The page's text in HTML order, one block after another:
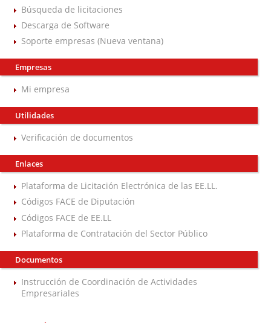
Búsqueda de licitaciones
Descarga de Software
Soporte empresas (Nueva ventana)
Empresas
Mi empresa
Utilidades
Verificación de documentos
Enlaces
Plataforma de Licitación Electrónica de las EE.LL.
Códigos FACE de Diputación
Códigos FACE de EE.LL
Plataforma de Contratación del Sector Público
Documentos
Instrucción de Coordinación de Actividades
Empresariales